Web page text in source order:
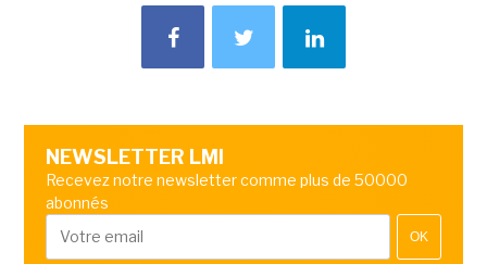
NEWSLETTER LMI
Recevez notre newsletter comme plus de 50000
abonnés
OK